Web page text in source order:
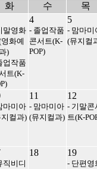
화 수 목
말영화
화예
)
업작품
트(K-
4
- 졸업작품
콘서트(K-
POP)
5
- 맘마미
(뮤지컬
마미아
컬과)
11
- 맘마미아
(뮤지컬과)
12
- 기말콘
트(K-
직비디
18 19
- 단편영